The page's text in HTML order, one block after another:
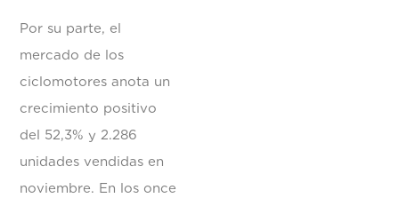
Por su parte, el
mercado de los
ciclomotores anota un
crecimiento positivo
del 52,3% y 2.286
unidades vendidas en
noviembre. En los once